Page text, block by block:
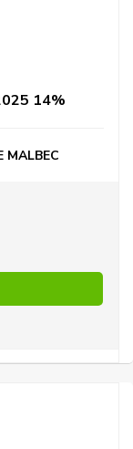
14%
MALBEC